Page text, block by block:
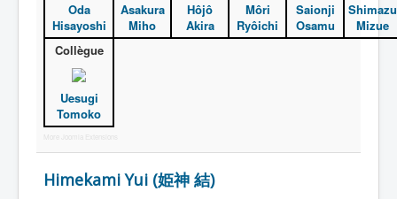
Oda
Hisayoshi
Asakura
Miho
Hôjô
Akira
Môri
Ryôichi
Saionji
Osamu
Shimazu
Mizue
Collègue
Uesugi
Tomoko
More Joomla Extensions
Himekami Yui (姫神 結)